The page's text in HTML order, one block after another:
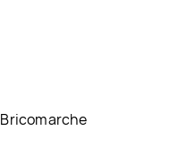
Bricomarche